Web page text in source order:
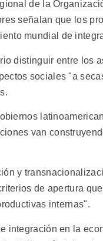
de la
señalan que los
mundial de
distinguir entre los
sociales "a
van
y
de apertura
internas".
integración en la